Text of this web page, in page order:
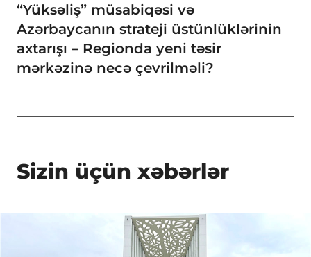
“Yüksəliş” müsabiqəsi və
Azərbaycanın strateji üstünlüklərinin
axtarışı – Regionda yeni təsir
mərkəzinə necə çevrilməli?
Sizin üçün xəbərlər